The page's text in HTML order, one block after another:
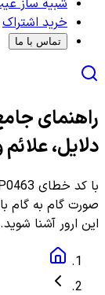
شبیه ساز
خرید اشتراک
تماس با ما
دلایل،
صورت گام به گام
این ارور آشنا شوید.